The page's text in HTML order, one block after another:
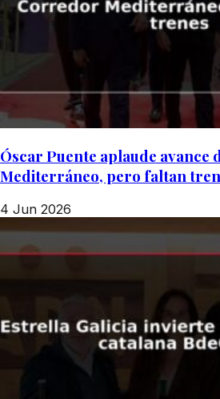
Óscar Puente aplaude
Mediterráneo, pero faltan
4 Jun 2026